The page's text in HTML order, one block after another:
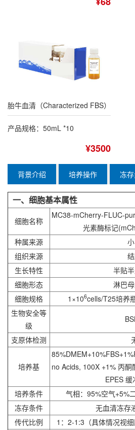
胎牛血清（Characterized FBS）
产品规格：50mL *10
¥3500
背景介绍 培养操作 冻
一、细胞基本属性
细胞名称
MC38-mCherry-FLUC-
光素酶标记
种属来源
组织来源
生长特性
半贴
细胞形态
淋巴
细胞规格
1×106cells/T25培养
生物安全等
级
支原体检测
培养基
no Acids, 100X +1% 丙酮
EPES
培养条件
气相：95%空气+5%
冻存条件
无血清冻存
传代比例
1：2-1:3（具体情况视